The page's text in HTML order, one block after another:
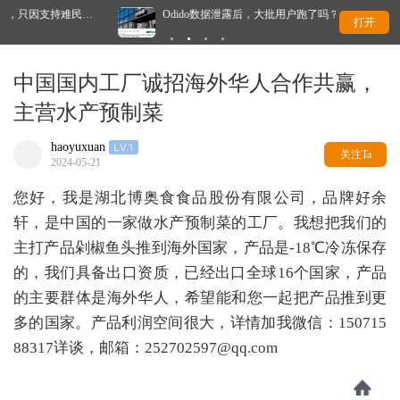
Odido数据泄露后，大批用户跑了吗？竞争对手回应了 这
打开
中国国内工厂诚招海外华人合作共赢，
主营水产预制菜
haoyuxuan
2024-05-21
关注Ta
您好，我是湖北博奥食食品股份有限公司，品牌好余
轩，是中国的一家做水产预制菜的工厂。我想把我们的
主打产品剁椒鱼头推到海外国家，产品是-18℃冷冻保存
的，我们具备出口资质，已经出口全球16个国家，产品
的主要群体是海外华人，希望能和您一起把产品推到更
多的国家。产品利润空间很大，详情加我微信：150715
88317详谈，邮箱：252702597@qq.com